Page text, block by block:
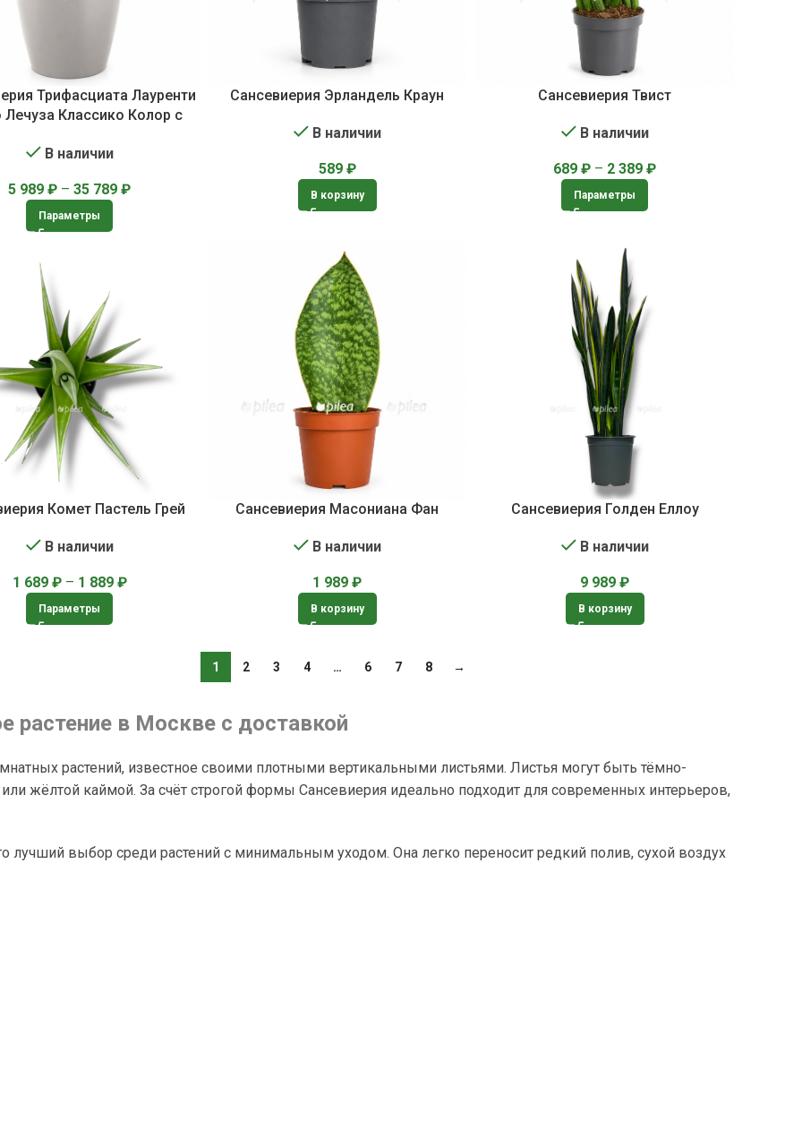
Трифасциата Лауренти
Классико Колор с
растение
В наличии
5 989₽ – 35 789₽
Параметры
Сансевиерия Эрландель Краун
В наличии
589 ₽
В корзину
Сансевиерия Твист
В наличии
689₽ – 2 389₽
Параметры
Комет Пастель Грей
В наличии
1 689 ₽ – 1 889 ₽
Параметры
Сансевиерия Масониана Фан
В наличии
1 989₽
В корзину
Сансевиерия Голден Еллоу
В наличии
9 989₽
В корзину
1 2 3 4 … 6 7 8 →
растение в Москве с доставкой
растений, известное своими плотными вертикальными листьями. Листья могут быть тёмно-
жёлтой каймой. За счёт строгой формы Сансевиерия идеально подходит для современных интерьеров,
лучший выбор среди растений с минимальным уходом. Она легко переносит редкий полив, сухой воздух